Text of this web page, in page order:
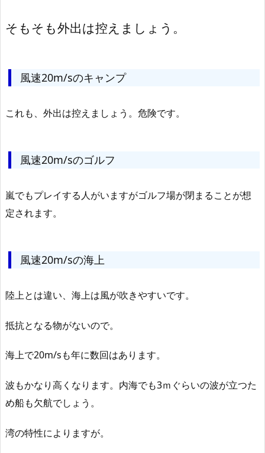
そもそも外出は控えましょう。
風速20m/sのキャンプ
これも、外出は控えましょう。危険です。
風速20m/sのゴルフ
嵐でもプレイする人がいますがゴルフ場が閉まることが想
定されます。
風速20m/sの海上
陸上とは違い、海上は風が吹きやすいです。
抵抗となる物がないので。
海上で20m/sも年に数回はあります。
波もかなり高くなります。内海でも3ｍぐらいの波が立つた
め船も欠航でしょう。
湾の特性によりますが。